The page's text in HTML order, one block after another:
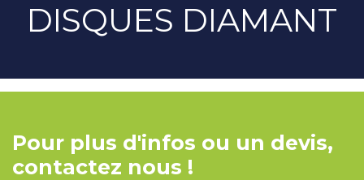
DISQUES DIAMANT
Pour plus d'infos ou un devis,
contactez nous !